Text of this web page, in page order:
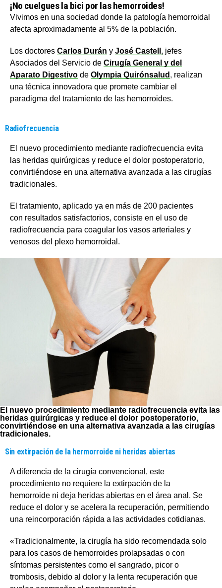
¡No cuelgues la bici por las hemorroides!
Vivimos en una sociedad donde la patología hemorroidal
afecta aproximadamente al 5% de la población.
Los doctores Carlos Durán y José Castell , jefes
Asociados del Servicio de Cirugía General y del
Aparato Digestivo de Olympia Quirónsalud , realizan
una técnica innovadora que promete cambiar el
paradigma del tratamiento de las hemorroides.
Radiofrecuencia
El nuevo procedimiento mediante radiofrecuencia evita
las heridas quirúrgicas y reduce el dolor postoperatorio,
convirtiéndose en una alternativa avanzada a las cirugías
tradicionales.
El tratamiento, aplicado ya en más de 200 pacientes
con resultados satisfactorios, consiste en el uso de
radiofrecuencia para coagular los vasos arteriales y
venosos del plexo hemorroidal.
El nuevo procedimiento mediante radiofrecuencia evita las
heridas quirúrgicas y reduce el dolor postoperatorio,
convirtiéndose en una alternativa avanzada a las cirugías
tradicionales.
Sin extirpación de la hermorroide ni heridas abiertas
A diferencia de la cirugía convencional, este
procedimiento no requiere la extirpación de la
hemorroide ni deja heridas abiertas en el área anal. Se
reduce el dolor y se acelera la recuperación, permitiendo
una reincorporación rápida a las actividades cotidianas.
«Tradicionalmente, la cirugía ha sido recomendada solo
para los casos de hemorroides prolapsadas o con
síntomas persistentes como el sangrado, picor o
trombosis, debido al dolor y la lenta recuperación que